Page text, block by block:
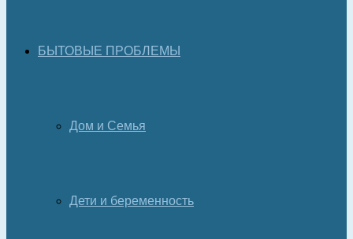
БЫТОВЫЕ ПРОБЛЕМЫ
Дом и Семья
Дети и беременность